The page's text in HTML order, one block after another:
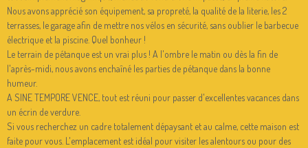
Nous avons apprécié son équipement, sa propreté, la qualité de la literie, les 2
terrasses, le garage afin de mettre nos vélos en sécurité, sans oublier le barbecue
électrique et la piscine. Quel bonheur !
Le terrain de pétanque est un vrai plus ! A l'ombre le matin ou dès la fin de
l'après-midi, nous avons enchaîné les parties de pétanque dans la bonne
humeur.
A SINE TEMPORE VENCE, tout est réuni pour passer d'excellentes vacances dans
un écrin de verdure.
Si vous recherchez un cadre totalement dépaysant et au calme, cette maison est
faite pour vous. L'emplacement est idéal pour visiter les alentours ou pour des